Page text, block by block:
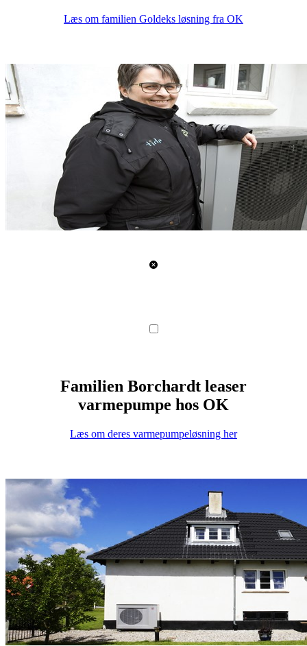
Læs om familien Goldeks løsning fra OK
Familien Borchardt leaser
varmepumpe hos OK
Læs om deres varmepumpeløsning her